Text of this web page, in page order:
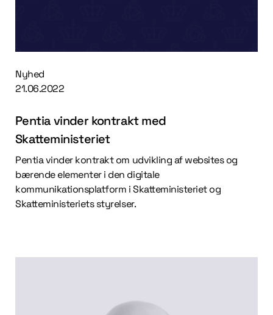
Nyhed
21.06.2022
Pentia vinder kontrakt med
Skatteministeriet
Pentia vinder kontrakt om udvikling af websites og
bærende elementer i den digitale
kommunikationsplatform i Skatteministeriet og
Skatteministeriets styrelser.